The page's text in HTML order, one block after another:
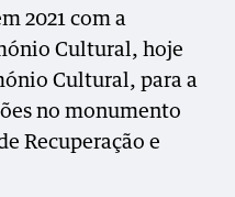
2021 com a
Cultural, hoje
Cultural, para a
no monumento
Recuperação e